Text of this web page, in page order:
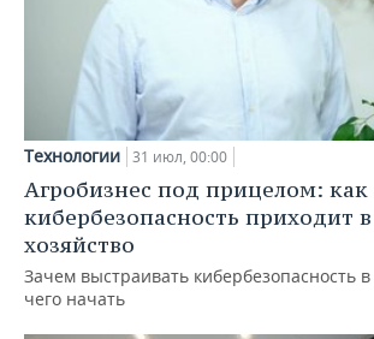
Технологии 31 июл, 00:00
Агробизнес под прицелом: как
кибербезопасность приходит в
хозяйство
Зачем выстраивать кибербезопасность в
чего начать